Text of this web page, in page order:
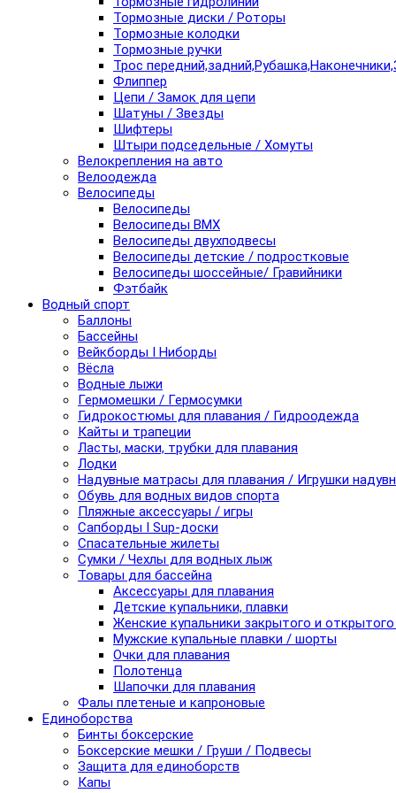
Тормозные диски / Роторы
Тормозные колодки
Тормозные ручки
Трос
Флиппер
Цепи / Замок для цепи
Шатуны / Звезды
Шифтеры
Штыри подседельные / Хомуты
Велокрепления на авто
Велоодежда
Велосипеды
Велосипеды
Велосипеды BMX
Велосипеды двухподвесы
Велосипеды детские / подростковые
Велосипеды шоссейные/ Гравийники
Фэтбайк
Водный спорт
Баллоны
Бассейны
Вейкборды I Ниборды
Вёсла
Водные лыжи
Гермомешки / Гермосумки
Гидрокостюмы для плавания / Гидроодежда
Кайты и трапеции
Ласты, маски, трубки для плавания
Лодки
Надувные матрасы для плавания / Игрушки
Обувь для водных видов спорта
Пляжные аксессуары / игры
Сапборды I Sup-доски
Спасательные жилеты
Сумки / Чехлы для водных лыж
Товары для бассейна
Аксессуары для плавания
Детские купальники, плавки
Женские купальники закрытого и
Мужские купальные плавки / шорты
Очки для плавания
Полотенца
Шапочки для плавания
Фалы плетеные и капроновые
Единоборства
Бинты боксерские
Боксерские мешки / Груши / Подвесы
Защита для единоборств
Капы